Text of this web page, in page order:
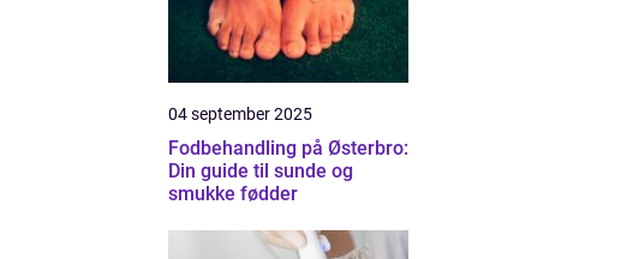
04 september 2025
Fodbehandling på Østerbro:
Din guide til sunde og
smukke fødder